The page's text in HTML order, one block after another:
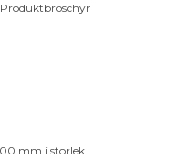
Produktbroschyr
mm i storlek.